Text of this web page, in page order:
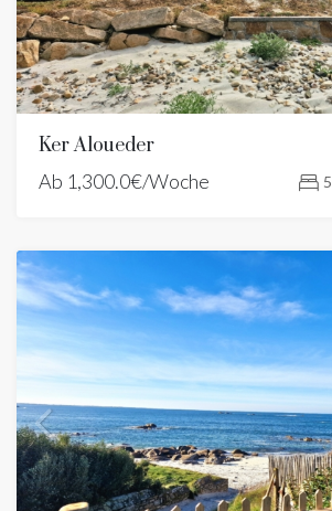
Ker Aloueder
Ab 1,300.0€/Woche 5